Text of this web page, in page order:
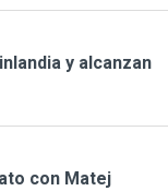
y alcanzan
con Matej